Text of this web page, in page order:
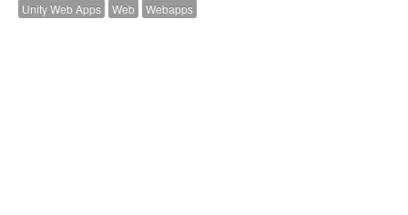
Unity Web Apps
Web Webapps